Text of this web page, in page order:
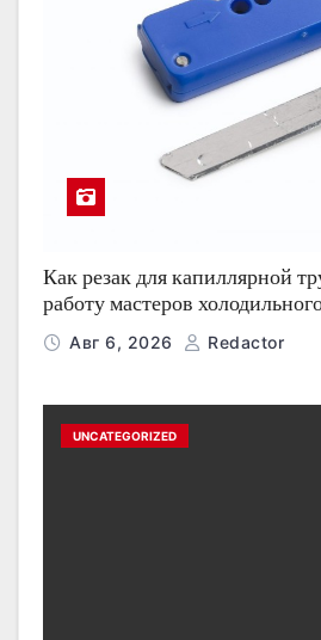
Как резак для капиллярной
работу мастеров
Авг 6, 2026 Redactor
UNCATEGORIZED